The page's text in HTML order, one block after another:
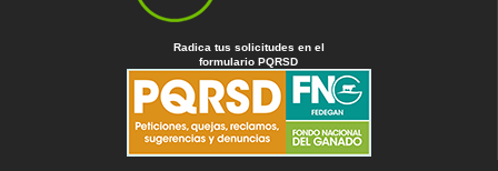
Radica tus solicitudes en el
formulario PQRSD